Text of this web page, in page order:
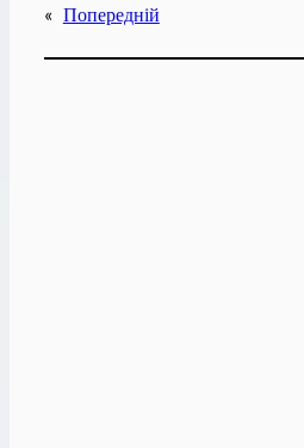
« Попередній